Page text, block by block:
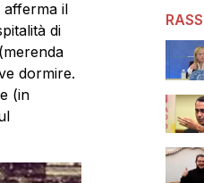
afferma il
di
dormire.
(in